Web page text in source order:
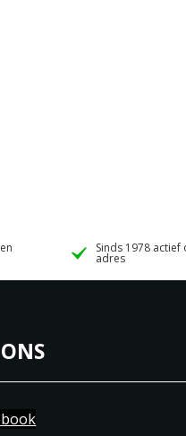
Sinds 1978
adres